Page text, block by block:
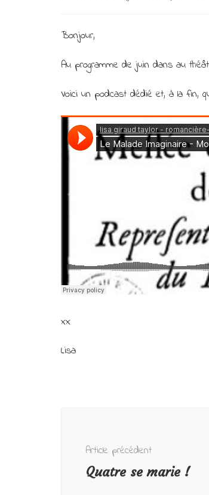
Bonjour,
Au programme de juin dans au
Voici un podcast dédié et, à la fin,
xx
Lisa
Article précédent
Quatre se marie !